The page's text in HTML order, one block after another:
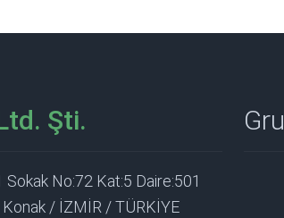
Şti.
Sokak No:72 Kat:5 Daire:501
/ İZMİR / TÜRKİYE